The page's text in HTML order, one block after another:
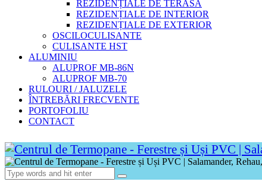
REZIDENȚIALE DE TERASĂ
REZIDENȚIALE DE INTERIOR
REZIDENȚIALE DE EXTERIOR
OSCILOCULISANTE
CULISANTE HST
ALUMINIU
ALUPROF MB-86N
ALUPROF MB-70
RULOURI / JALUZELE
ÎNTREBĂRI FRECVENTE
PORTOFOLIU
CONTACT